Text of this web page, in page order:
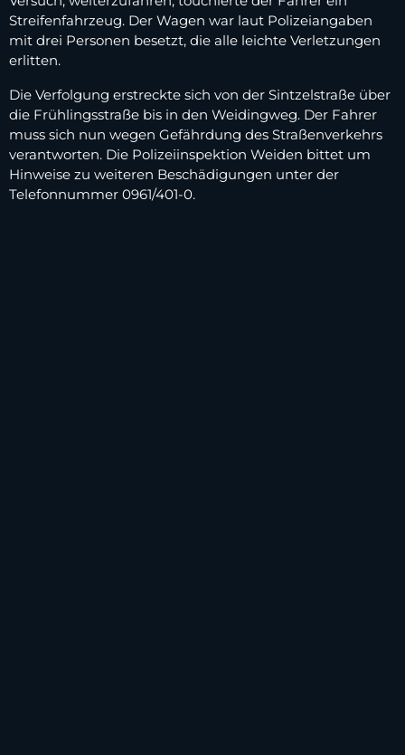
Streifenfahrzeug. Der Wagen war laut Polizeiangaben
mit drei Personen besetzt, die alle leichte Verletzungen
erlitten.
Die Verfolgung erstreckte sich von der Sintzelstraße über
die Frühlingsstraße bis in den Weidingweg. Der Fahrer
muss sich nun wegen Gefährdung des Straßenverkehrs
verantworten. Die Polizeiinspektion Weiden bittet um
Hinweise zu weiteren Beschädigungen unter der
Telefonnummer 0961/401-0.